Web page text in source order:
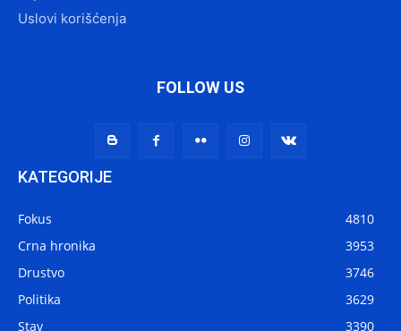
Uslovi korišćenja
FOLLOW US
KATEGORIJE
Fokus
4810
Crna hronika
3953
Drustvo
3746
Politika
3629
Stav
3390